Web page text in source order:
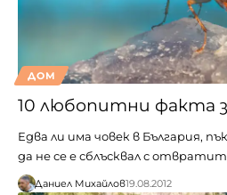
ДОМ
10 любопитни факта
Едва ли има човек в България,
да не се е сблъсквал с
Даниел Михайлов19.08.2012